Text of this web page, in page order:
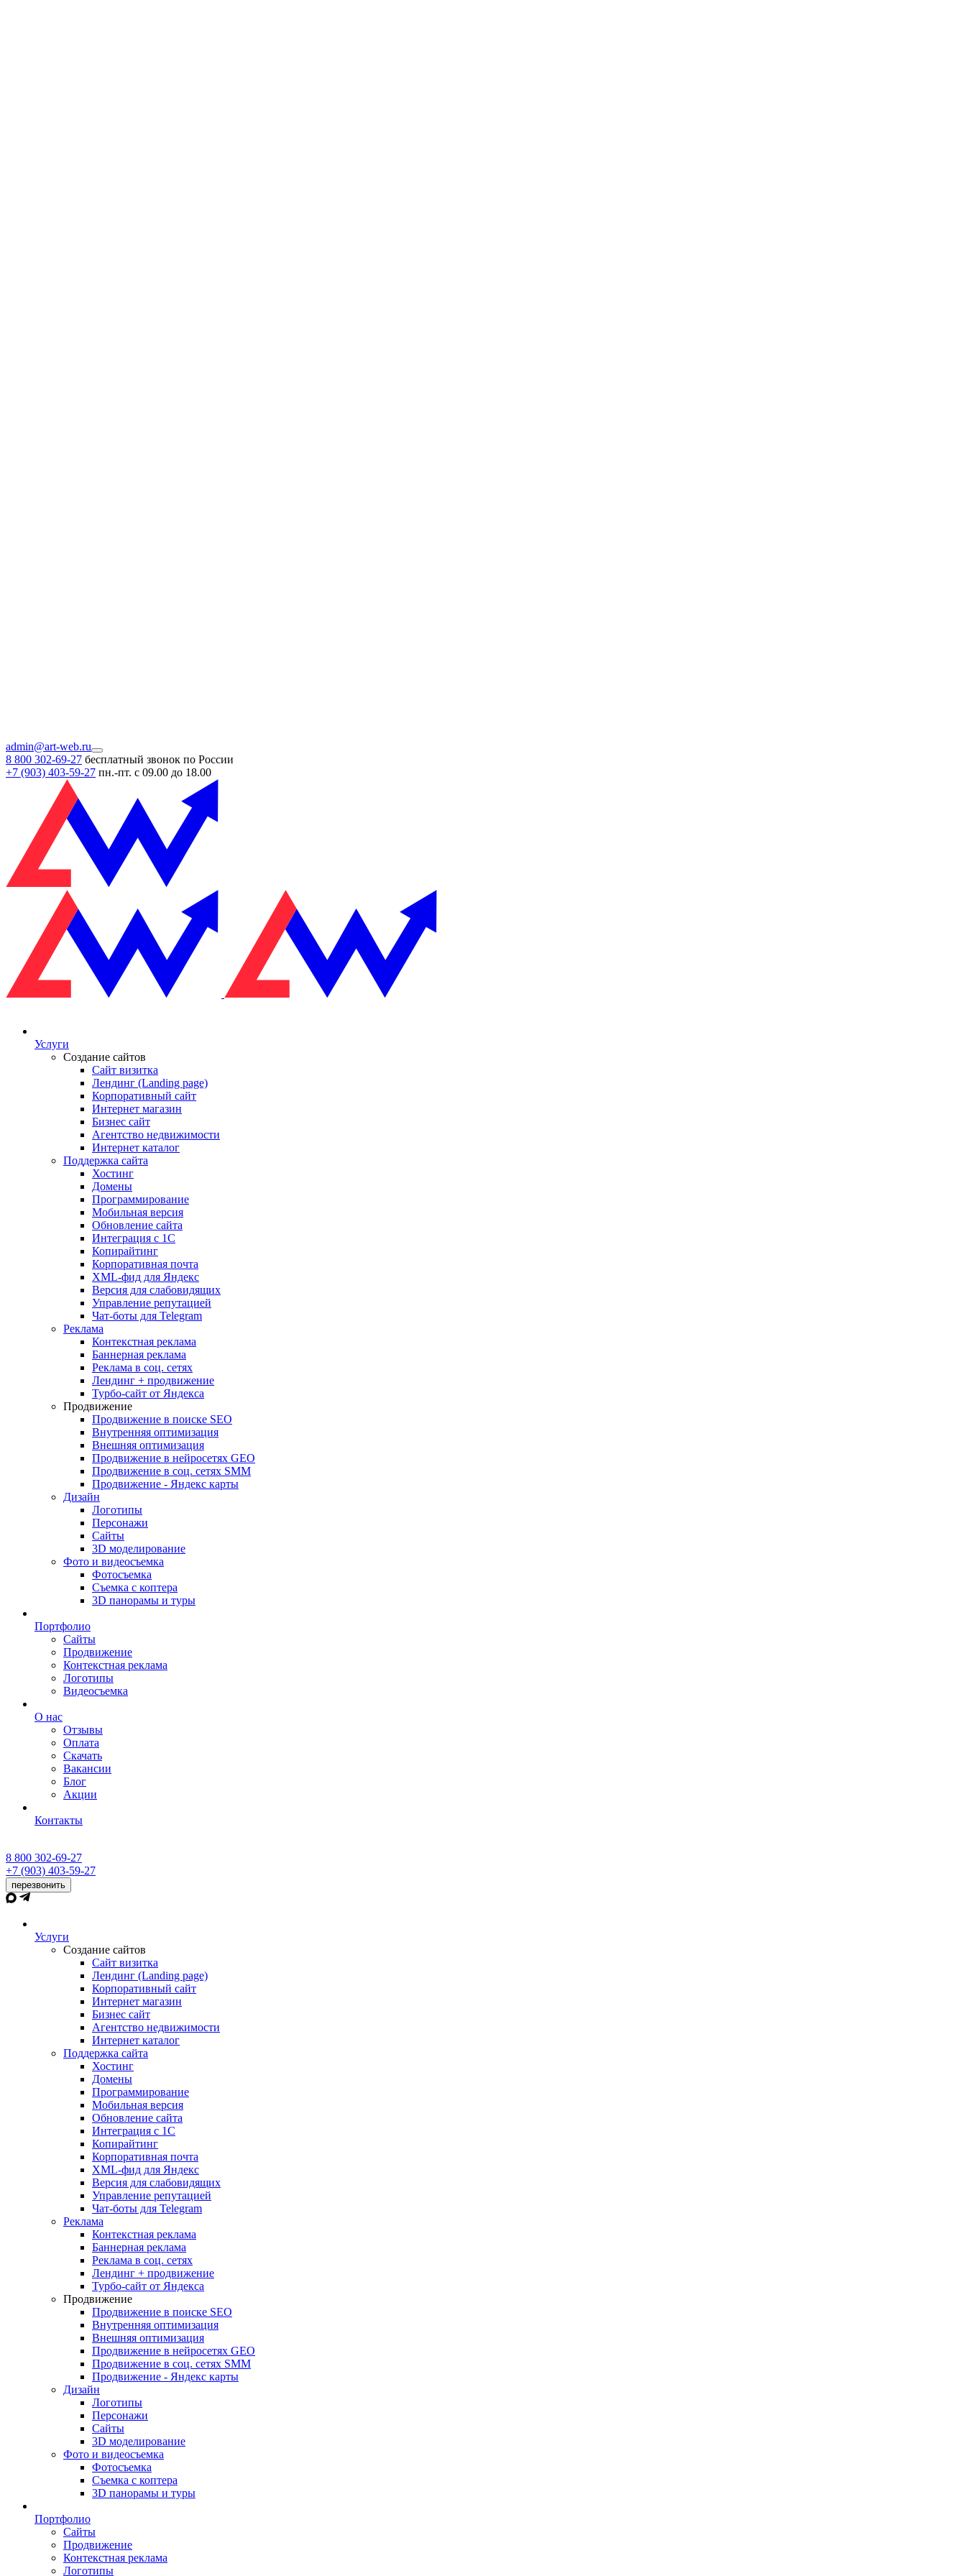
admin@art-web.ru
8 800 302-69-27 бесплатный звонок по России
+7 (903) 403-59-27 пн.-пт. с 09.00 до 18.00
Услуги
Создание сайтов
Сайт визитка
Лендинг (Landing page)
Корпоративный сайт
Интернет магазин
Бизнес сайт
Агентство недвижимости
Интернет каталог
Поддержка сайта
Хостинг
Домены
Программирование
Мобильная версия
Обновление сайта
Интеграция с 1С
Копирайтинг
Корпоративная почта
XML-фид для Яндекс
Версия для слабовидящих
Управление репутацией
Чат-боты для Telegram
Реклама
Контекстная реклама
Баннерная реклама
Реклама в соц. сетях
Лендинг + продвижение
Турбо-сайт от Яндекса
Продвижение
Продвижение в поиске SEO
Внутренняя оптимизация
Внешняя оптимизация
Продвижение в нейросетях GEO
Продвижение в соц. сетях SMM
Продвижение - Яндекс карты
Дизайн
Логотипы
Персонажи
Сайты
3D моделирование
Фото и видеосъемка
Фотосъемка
Съемка с коптера
3D панорамы и туры
Портфолио
Сайты
Продвижение
Контекстная реклама
Логотипы
Видеосъемка
О нас
Отзывы
Оплата
Скачать
Вакансии
Блог
Акции
Контакты
8 800 302-69-27
+7 (903) 403-59-27
перезвонить
Услуги
Создание сайтов
Сайт визитка
Лендинг (Landing page)
Корпоративный сайт
Интернет магазин
Бизнес сайт
Агентство недвижимости
Интернет каталог
Поддержка сайта
Хостинг
Домены
Программирование
Мобильная версия
Обновление сайта
Интеграция с 1С
Копирайтинг
Корпоративная почта
XML-фид для Яндекс
Версия для слабовидящих
Управление репутацией
Чат-боты для Telegram
Реклама
Контекстная реклама
Баннерная реклама
Реклама в соц. сетях
Лендинг + продвижение
Турбо-сайт от Яндекса
Продвижение
Продвижение в поиске SEO
Внутренняя оптимизация
Внешняя оптимизация
Продвижение в нейросетях GEO
Продвижение в соц. сетях SMM
Продвижение - Яндекс карты
Дизайн
Логотипы
Персонажи
Сайты
3D моделирование
Фото и видеосъемка
Фотосъемка
Съемка с коптера
3D панорамы и туры
Портфолио
Сайты
Продвижение
Контекстная реклама
Логотипы